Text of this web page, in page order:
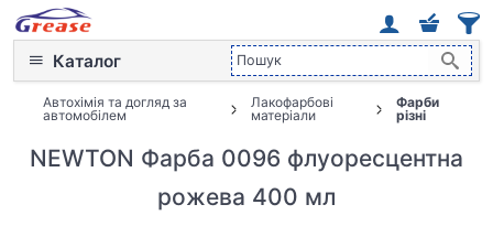
Каталог
Автохімія та догляд за
автомобілем
Лакофарбові
матеріали
Фарби
різні
NEWTON Фарба 0096 флуоресцентна
рожева 400 мл